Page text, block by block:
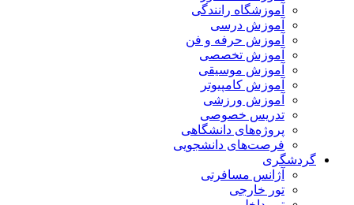
آموزشگاه رانندگی
آموزش درسی
آموزش حرفه و فن
آموزش تخصصی
آموزش موسیقی
آموزش کامپیوتر
آموزش ورزشی
تدریس خصوصی
پروژه‌های دانشگاهی
فرصت‌های دانشجویی
گردشگری
آژانس مسافرتی
تور خارجی